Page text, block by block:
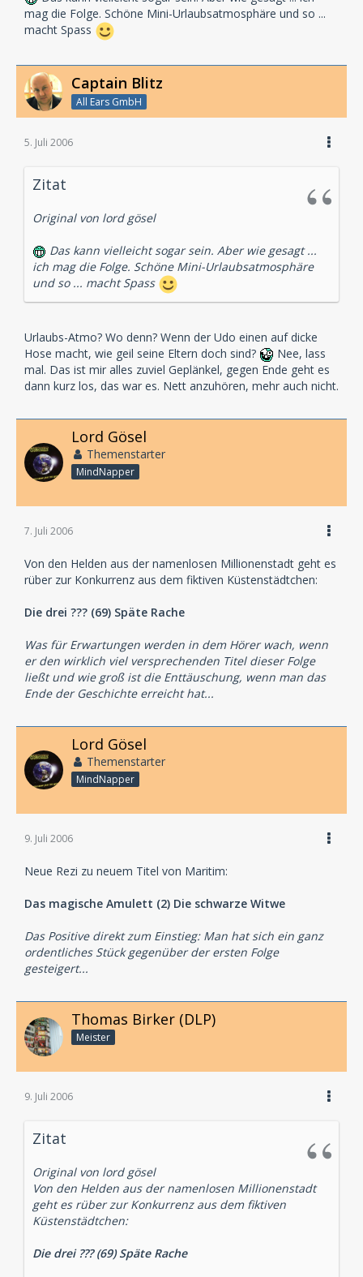
mag die Folge. Schöne Mini-Urlaubsatmosphäre und so ...
macht Spass
Captain Blitz
All Ears GmbH
5. Juli 2006
Zitat
Original von lord gösel
Das kann vielleicht sogar sein. Aber wie gesagt ...
ich mag die Folge. Schöne Mini-Urlaubsatmosphäre
und so ... macht Spass
Urlaubs-Atmo? Wo denn? Wenn der Udo einen auf dicke
Hose macht, wie geil seine Eltern doch sind?
Nee, lass
mal. Das ist mir alles zuviel Geplänkel, gegen Ende geht es
dann kurz los, das war es. Nett anzuhören, mehr auch nicht.
Lord Gösel
Themenstarter
MindNapper
7. Juli 2006
Von den Helden aus der namenlosen Millionenstadt geht es
rüber zur Konkurrenz aus dem fiktiven Küstenstädtchen:
Die drei ??? (69) Späte Rache
Was für Erwartungen werden in dem Hörer wach, wenn
er den wirklich viel versprechenden Titel dieser Folge
ließt und wie groß ist die Enttäuschung, wenn man das
Ende der Geschichte erreicht hat...
Lord Gösel
Themenstarter
MindNapper
9. Juli 2006
Neue Rezi zu neuem Titel von Maritim:
Das magische Amulett (2) Die schwarze Witwe
Das Positive direkt zum Einstieg: Man hat sich ein ganz
ordentliches Stück gegenüber der ersten Folge
gesteigert...
Thomas Birker (DLP)
Meister
9. Juli 2006
Zitat
Original von lord gösel
Von den Helden aus der namenlosen Millionenstadt
geht es rüber zur Konkurrenz aus dem fiktiven
Küstenstädtchen:
Die drei ??? (69) Späte Rache